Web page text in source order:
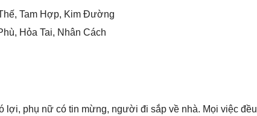
Tam Hợp, Kim Đường
Hỏa Tai, Nhân Cách
lợi, phụ nữ có tin mừng, người đi sắp về nhà. Mọi việc đều